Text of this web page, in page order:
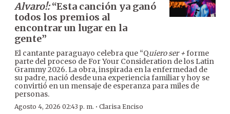
Alvaro!:“Esta canción ya ganó
todos los premios al
encontrar un lugar en la
gente”
El cantante paraguayo celebra que “Quiero ser +forme
parte del proceso de For Your Consideration de los Latin
Grammy 2026. La obra, inspirada en la enfermedad de
su padre, nació desde una experiencia familiar y hoy se
convirtió en un mensaje de esperanza para miles de
personas.
Agosto 4, 2026 02:43 p. m. · Clarisa Enciso